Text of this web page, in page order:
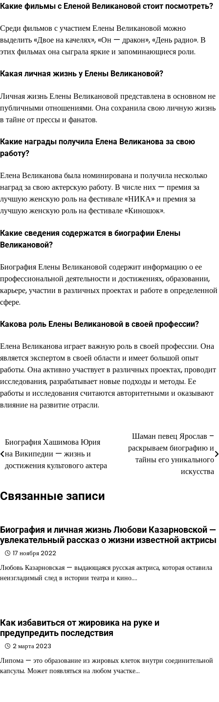
Какие фильмы с Еленой Великановой стоит посмотреть?
Среди фильмов с участием Елены Великановой можно
выделить «Двое на качелях», «Он — дракон», «День радио». В
этих фильмах она сыграла яркие и запоминающиеся роли.
Какая личная жизнь у Елены Великановой?
Личная жизнь Елены Великановой представлена в основном не
публичными отношениями. Она сохранила свою личную жизнь
в тайне от прессы и фанатов.
Какие награды получила Елена Великанова за свою
работу?
Елена Великанова была номинирована и получила несколько
наград за свою актерскую работу. В числе них — премия за
лучшую женскую роль на фестивале «НИКА» и премия за
лучшую женскую роль на фестивале «Киношок».
Какие сведения содержатся в биографии Елены
Великановой?
Биография Елены Великановой содержит информацию о ее
профессиональной деятельности и достижениях, образовании,
карьере, участии в различных проектах и работе в определенной
сфере.
Какова роль Елены Великановой в своей профессии?
Елена Великанова играет важную роль в своей профессии. Она
является экспертом в своей области и имеет большой опыт
работы. Она активно участвует в различных проектах, проводит
исследования, разрабатывает новые подходы и методы. Ее
работы и исследования считаются авторитетными и оказывают
влияние на развитие отрасли.
Навигация
по
записям
Биография Хашимова Юрия
на Википедии — жизнь и
достижения культового актера
Шаман певец Ярослав –
раскрываем биографию и
тайны его уникального
искусства
Связанные записи
Биография и личная жизнь Любови Казарновской —
увлекательный рассказ о жизни известной актрисы
17 ноября 2022
Любовь Казарновская — выдающаяся русская актриса, которая оставила
неизгладимый след в истории театра и кино.…
Как избавиться от жировика на руке и
предупредить последствия
2 марта 2023
Липома — это образование из жировых клеток внутри соединительной
капсулы. Может появляться на любом участке…